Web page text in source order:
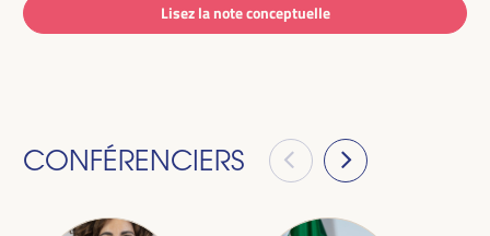
Lisez la note conceptuelle
CONFÉRENCIERS